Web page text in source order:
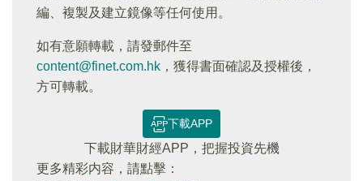
編、複製及建立鏡像等任何使用。
如有意願轉載，請發郵件至
content@finet.com.hk ，獲得書面確認及授權後，
方可轉載。
下載APP
下載財華財經APP，把握投資先機
更多精彩内容，請點擊：